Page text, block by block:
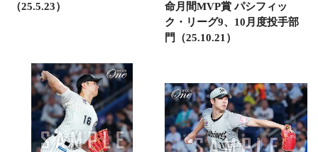
（25.5.23）
命月間MVP賞 パシフィッ
ク・リーグ9、10月度投手部
門（25.10.21）